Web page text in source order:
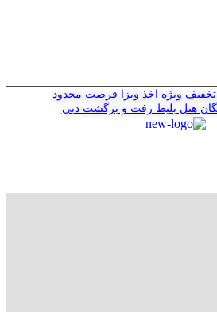
تخفیف ویژه اخذ ویزا فرصت محدود
بلیط رفت و برگشت دبی